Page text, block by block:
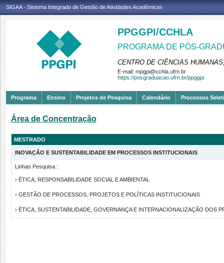
SIGAA - Sistema Integrado de Gestão de Atividades Acadêmicas
PPGGPI/CCHLA
PROGRAMA DE PÓS-
CENTRO DE CIÊNCIAS
E-mail: mpgpi@cchla.ufrn.br
https://posgraduacao.ufrn.br/ppggpi
Programa Ensino Projetos de Pesquisa Calendário Processos
Área de Concentração
MESTRADO
INOVAÇÃO E SUSTENTABILIDADE EM PROCESSOS INSTITUCIONAIS
Linhas Pesquisa :
› ÉTICA, RESPONSABILIDADE SOCIAL E AMBIENTAL
› GESTÃO DE PROCESSOS, PROJETOS E POLÍTICAS INSTITUCIONAIS
› ÉTICA, SUSTENTABILIDADE, GOVERNANÇA E INTERNACIONALIZAÇÃO DOS